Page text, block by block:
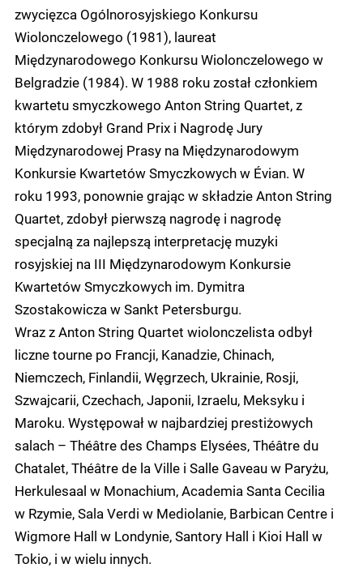
zwycięzca Ogólnorosyjskiego Konkursu
Wiolonczelowego (1981), laureat
Międzynarodowego Konkursu Wiolonczelowego w
Belgradzie (1984). W 1988 roku został członkiem
kwartetu smyczkowego Anton String Quartet, z
którym zdobył Grand Prix i Nagrodę Jury
Międzynarodowej Prasy na Międzynarodowym
Konkursie Kwartetów Smyczkowych w Évian. W
roku 1993, ponownie grając w składzie Anton String
Quartet, zdobył pierwszą nagrodę i nagrodę
specjalną za najlepszą interpretację muzyki
rosyjskiej na III Międzynarodowym Konkursie
Kwartetów Smyczkowych im. Dymitra
Szostakowicza w Sankt Petersburgu.
Wraz z Anton String Quartet wiolonczelista odbył
liczne tourne po Francji, Kanadzie, Chinach,
Niemczech, Finlandii, Węgrzech, Ukrainie, Rosji,
Szwajcarii, Czechach, Japonii, Izraelu, Meksyku i
Maroku. Występował w najbardziej prestiżowych
salach – Théâtre des Champs Elysées, Théâtre du
Chatalet, Théâtre de la Ville i Salle Gaveau w Paryżu,
Herkulesaal w Monachium, Academia Santa Cecilia
w Rzymie, Sala Verdi w Mediolanie, Barbican Centre i
Wigmore Hall w Londynie, Santory Hall i Kioi Hall w
Tokio, i w wielu innych.